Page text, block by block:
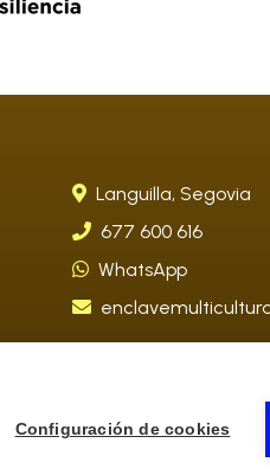
Configuración de cookies
Languilla, Segovia
677 600 616
WhatsApp